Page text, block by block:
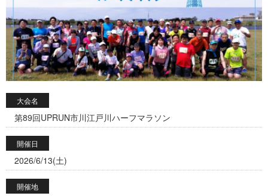
大会名
第89回UPRUN市川江戸川ハーフマラソン
開催日
2026/6/13(土)
開催地